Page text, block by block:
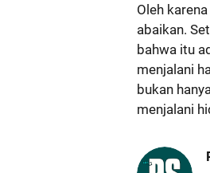
Oleh
abaikan.
bahwa itu
menjalani
bukan
menjalani